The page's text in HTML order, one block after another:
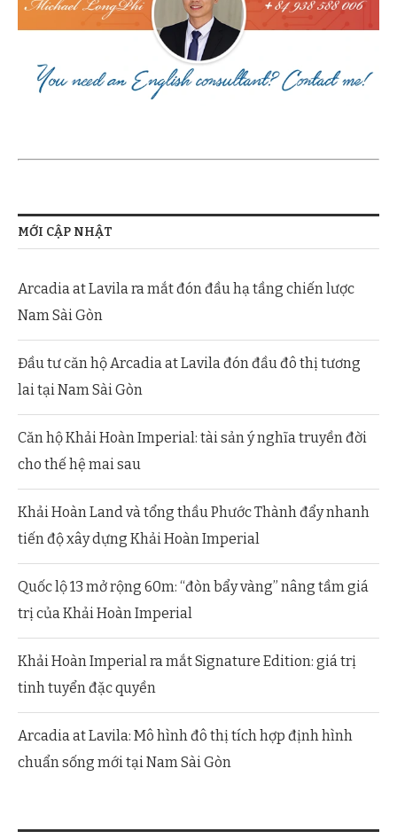
MỚI CẬP NHẬT
Arcadia at Lavila ra mắt đón đầu hạ tầng chiến lược
Nam Sài Gòn
Đầu tư căn hộ Arcadia at Lavila đón đầu đô thị tương
lai tại Nam Sài Gòn
Căn hộ Khải Hoàn Imperial: tài sản ý nghĩa truyền đời
cho thế hệ mai sau
Khải Hoàn Land và tổng thầu Phước Thành đẩy nhanh
tiến độ xây dựng Khải Hoàn Imperial
Quốc lộ 13 mở rộng 60m: “đòn bẩy vàng” nâng tầm giá
trị của Khải Hoàn Imperial
Khải Hoàn Imperial ra mắt Signature Edition: giá trị
tinh tuyển đặc quyền
Arcadia at Lavila: Mô hình đô thị tích hợp định hình
chuẩn sống mới tại Nam Sài Gòn